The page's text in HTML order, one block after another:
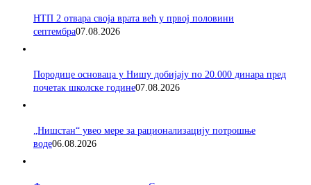
НТП 2 отвара своја врата већ у првој половини
септембра07.08.2026
Породицe основаца у Нишу добијају по 20.000 динара пред
почетак школске године07.08.2026
„Нишстан“ увео мере за рационализацију потрошње
воде06.08.2026